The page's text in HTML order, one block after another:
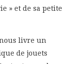
» et de sa petite
livre un
de jouets